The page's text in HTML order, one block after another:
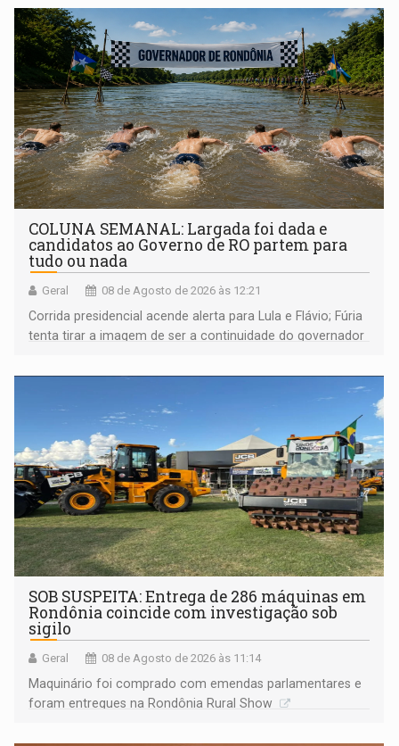
COLUNA SEMANAL: Largada foi dada e
candidatos ao Governo de RO partem para
tudo ou nada
Geral 08 de Agosto de 2026 às 12:21
Corrida presidencial acende alerta para Lula e Flávio; Fúria
tenta tirar a imagem de ser a continuidade do governador
não ter entrado no modo eleição; ABAV faz evento em
SOB SUSPEITA: Entrega de 286 máquinas em
Rondônia coincide com investigação sob
sigilo
Geral 08 de Agosto de 2026 às 11:14
Maquinário foi comprado com emendas parlamentares e
foram entregues na Rondônia Rural Show